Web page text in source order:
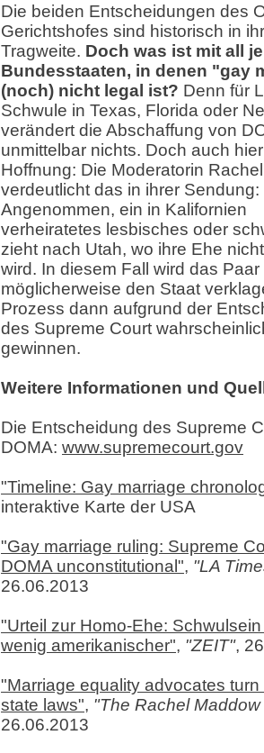
Die beiden Entscheidungen des
Gerichtshofes sind historisch in
Tragweite. Doch was ist mit all
Bundesstaaten, in denen "gay
(noch) nicht legal ist? Denn für
Schwule in Texas, Florida oder
verändert die Abschaffung von
unmittelbar nichts. Doch auch
Hoffnung: Die Moderatorin
verdeutlicht das in ihrer Sendung:
Angenommen, ein in Kalifornien
verheiratetes lesbisches oder
zieht nach Utah, wo ihre Ehe
wird. In diesem Fall wird das Paar
möglicherweise den Staat
Prozess dann aufgrund der
des Supreme Court
gewinnen.
Weitere Informationen und
Die Entscheidung des Supreme
DOMA: www.supremecourt.gov
"Timeline: Gay marriage
interaktive Karte der USA
"Gay marriage ruling: Supreme
DOMA unconstitutional", "LA
26.06.2013
"Urteil zur Homo-Ehe:
wenig amerikanischer", "ZEIT",
"Marriage equality advocates turn
state laws", "The Rachel
26.06.2013